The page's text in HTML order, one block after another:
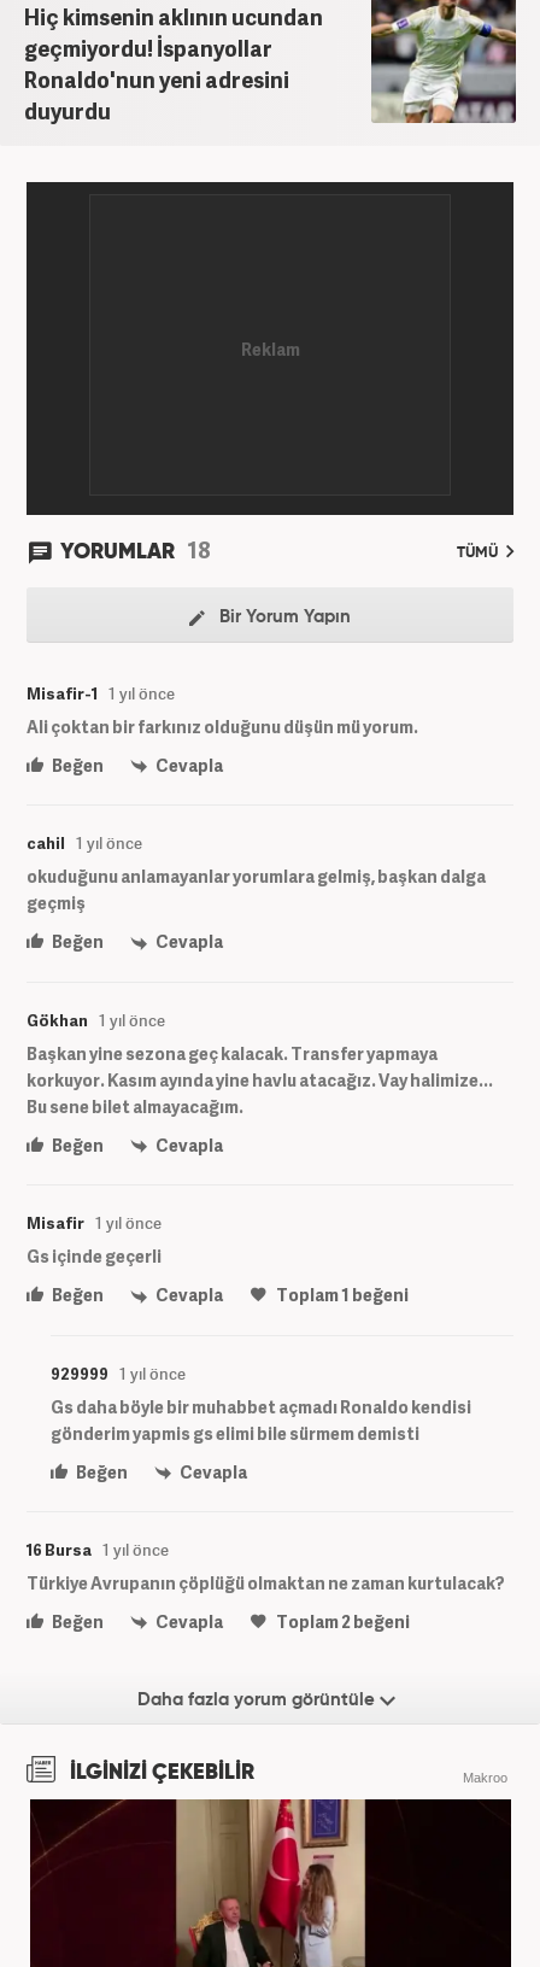
Hiç kimsenin aklının ucundan
geçmiyordu! İspanyollar
Ronaldo'nun yeni adresini
duyurdu
YORUMLAR 18 TÜMÜ
Bir Yorum Yapın
Misafir-1 1 yıl önce
Ali çoktan bir farkınız olduğunu düşün mü yorum.
Beğen
Cevapla
cahil 1 yıl önce
okuduğunu anlamayanlar yorumlara gelmiş, başkan dalga
geçmiş
Beğen
Cevapla
Gökhan 1 yıl önce
Başkan yine sezona geç kalacak. Transfer yapmaya
korkuyor. Kasım ayında yine havlu atacağız. Vay halimize...
Bu sene bilet almayacağım.
Beğen
Cevapla
Misafir 1 yıl önce
Gs içinde geçerli
Beğen
Cevapla Toplam1 beğeni
929999 1 yıl önce
Gs daha böyle bir muhabbet açmadı Ronaldo kendisi
gönderim yapmis gs elimi bile sürmem demisti
Beğen
Cevapla
16 Bursa 1 yıl önce
Türkiye Avrupanın çöplüğü olmaktan ne zaman kurtulacak?
Beğen
Cevapla Toplam2beğeni
Daha fazla yorum görüntüle
İLGİNİZİ ÇEKEBİLİR Makroo